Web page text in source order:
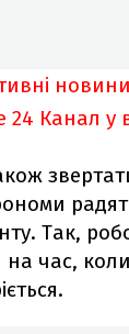
24 Канал у
Так,
на час,